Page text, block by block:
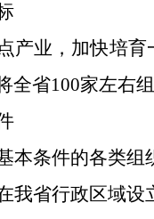
产业，加快培
全省100家左右
本条件的各类组
我省行政区域设